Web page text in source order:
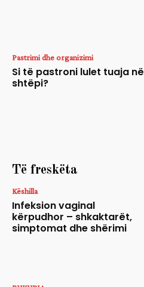
Pastrimi dhe organizimi
Si të pastroni lulet tuaja në
shtëpi?
Të freskëta
Këshilla
Infeksion vaginal
kërpudhor – shkaktarët,
simptomat dhe shërimi